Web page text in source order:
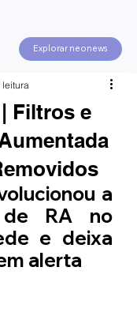
Explorar neonews
Filtros e
leitura
a
RA no
e deixa
alerta